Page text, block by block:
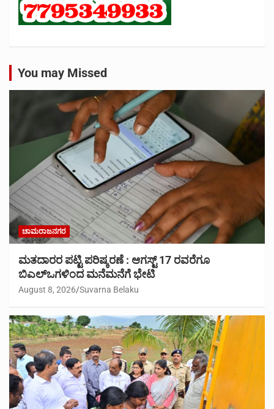
You may Missed
ಚಾಮರಾಜನಗರ
ಮತದಾರರ ಪಟ್ಟಿ ಪರಿಷ್ಕರಣೆ : ಆಗಸ್ಟ್ 17 ರವರೆಗೂ
ಬಿಎಲ್‍ಒಗಳಿಂದ ಮನೆಮನೆಗೆ ಭೇಟಿ
August 8, 2026 Suvarna Belaku